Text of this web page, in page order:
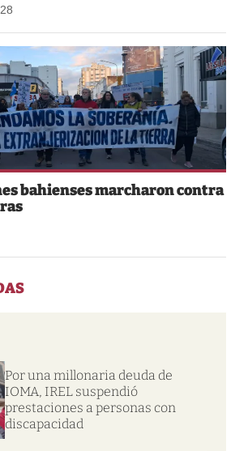
bahienses marcharon contra
Por una millonaria deuda de
IOMA, IREL suspendió
prestaciones a personas con
discapacidad